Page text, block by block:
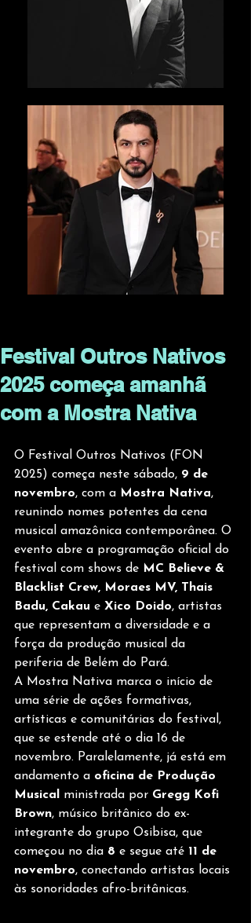
Festival Outros Nativos
2025 começa amanhã
com a Mostra Nativa
O Festival Outros Nativos (FON
2025) começa neste sábado, 9 de
novembro, com a Mostra Nativa,
reunindo nomes potentes da cena
musical amazônica contemporânea. O
evento abre a programação oficial do
festival com shows de MC Believe &
Blacklist Crew, Moraes MV, Thais
Badu, Cakau e Xico Doido, artistas
que representam a diversidade e a
força da produção musical da
periferia de Belém do Pará.
A Mostra Nativa marca o início de
uma série de ações formativas,
artísticas e comunitárias do festival,
que se estende até o dia 16 de
novembro. Paralelamente, já está em
andamento a oficina de Produção
Musical
ministrada por Gregg Kofi
Brown, músico britânico do ex-
integrante do grupo Osibisa, que
começou no dia 8 e segue até 11 de
novembro, conectando artistas locais
às sonoridades afro-britânicas.